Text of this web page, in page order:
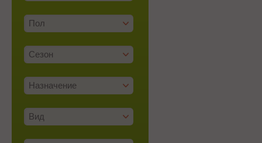
Пол
Сезон
Назначение
Вид